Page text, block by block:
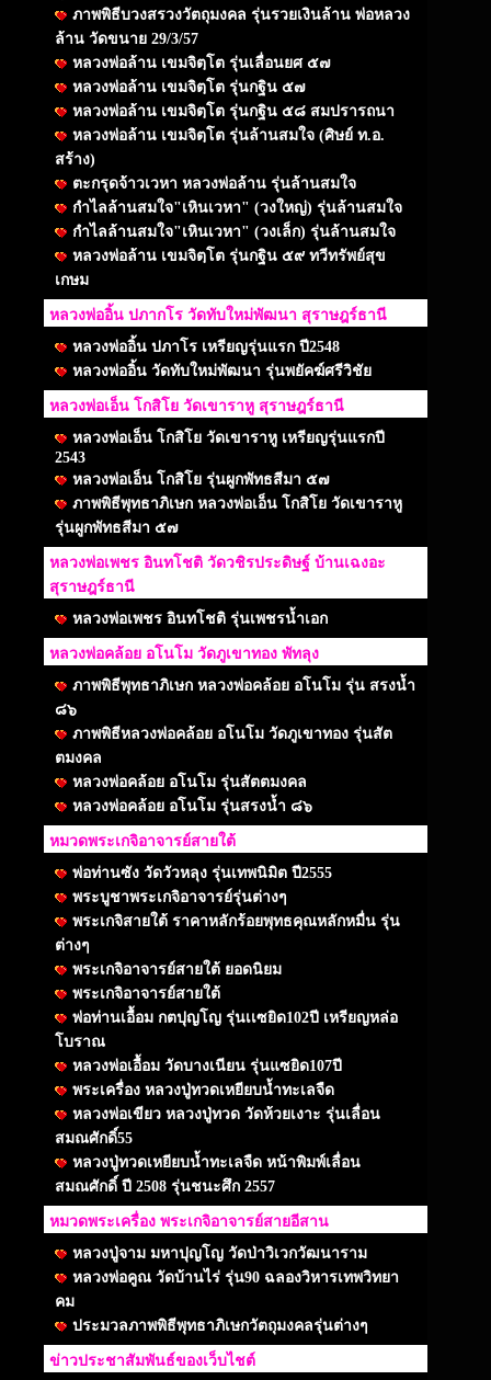
ภาพพิธีบวงสรวงวัตถุมงคล รุ่นรวยเงินล้าน พ่อหลวง
ล้าน วัดขนาย 29/3/57
หลวงพ่อล้าน เขมจิตฺโต รุ่นเลื่อนยศ ๕๗
หลวงพ่อล้าน เขมจิตฺโต รุ่นกฐิน ๕๗
หลวงพ่อล้าน เขมจิตฺโต รุ่นกฐิน ๕๘ สมปรารถนา
หลวงพ่อล้าน เขมจิตฺโต รุ่นล้านสมใจ (ศิษย์ ท.อ.
สร้าง)
ตะกรุดจ้าวเวหา หลวงพ่อล้าน รุ่นล้านสมใจ
กำไลล้านสมใจ"เหินเวหา" (วงใหญ่) รุ่นล้านสมใจ
กำไลล้านสมใจ"เหินเวหา" (วงเล็ก) รุ่นล้านสมใจ
หลวงพ่อล้าน เขมจิตฺโต รุ่นกฐิน ๕๙ ทวีทรัพย์สุข
เกษม
หลวงพ่ออิ้น ปภากโร วัดทับใหม่พัฒนา สุราษฎร์ธานี
หลวงพ่ออิ้น ปภาโร เหรียญรุ่นแรก ปี2548
หลวงพ่ออิ้น วัดทับใหม่พัฒนา รุ่นพยัคฆ์ศรีวิชัย
หลวงพ่อเอ็น โกสิโย วัดเขาราหู สุราษฎร์ธานี
หลวงพ่อเอ็น โกสิโย วัดเขาราหู เหรียญรุ่นแรกปี
2543
หลวงพ่อเอ็น โกสิโย รุ่นผูกพัทธสีมา ๕๗
ภาพพิธีพุทธาภิเษก หลวงพ่อเอ็น โกสิโย วัดเขาราหู
รุ่นผูกพัทธสีมา ๕๗
หลวงพ่อเพชร อินทโชติ วัดวชิรประดิษฐ์ บ้านเฉงอะ
สุราษฎร์ธานี
หลวงพ่อเพชร อินทโชติ รุ่นเพชรน้ำเอก
หลวงพ่อคล้อย อโนโม วัดภูเขาทอง พัทลุง
ภาพพิธีพุทธาภิเษก หลวงพ่อคล้อย อโนโม รุ่น สรงน้ำ
๘๖
ภาพพิธีหลวงพ่อคล้อย อโนโม วัดภูเขาทอง รุ่นสัต
ตมงคล
หลวงพ่อคล้อย อโนโม รุ่นสัตตมงคล
หลวงพ่อคล้อย อโนโม รุ่นสรงน้ำ ๘๖
หมวดพระเกจิอาจารย์สายใต้
พ่อท่านซัง วัดวัวหลุง รุ่นเทพนิมิต ปี2555
พระบูชาพระเกจิอาจารย์รุ่นต่างๆ
พระเกจิสายใต้ ราคาหลักร้อยพุทธคุณหลักหมื่น รุ่น
ต่างๆ
พระเกจิอาจารย์สายใต้ ยอดนิยม
พระเกจิอาจารย์สายใต้
พ่อท่านเอื้อม กตปุญโญ รุ่นเเซยิด102ปี เหรียญหล่อ
โบราณ
หลวงพ่อเอื้อม วัดบางเนียน รุ่นแซยิด107ปี
พระเครื่อง หลวงปู่ทวดเหยียบน้ำทะเลจืด
หลวงพ่อเขียว หลวงปู่ทวด วัดห้วยเงาะ รุ่นเลื่อน
สมณศักดิ์55
หลวงปู่ทวดเหยียบน้ำทะเลจืด หน้าพิมพ์เลื่อน
สมณศักดิ์ ปี 2508 รุ่นชนะศึก 2557
หมวดพระเครื่อง พระเกจิอาจารย์สายอีสาน
หลวงปู่จาม มหาปุญโญ วัดป่าวิเวกวัฒนาราม
หลวงพ่อคูณ วัดบ้านไร่ รุ่น90 ฉลองวิหารเทพวิทยา
คม
ประมวลภาพพิธีพุทธาภิเษกวัตถุมงคลรุ่นต่างๆ
ข่าวประชาสัมพันธ์ของเว็บไชต์